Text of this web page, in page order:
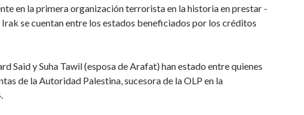
en la primera organización terrorista en la historia en prestar -
se cuentan entre los estados beneficiados por los créditos
Said y Suha Tawil (esposa de Arafat) han estado entre quienes
de la Autoridad Palestina, sucesora de la OLP en la